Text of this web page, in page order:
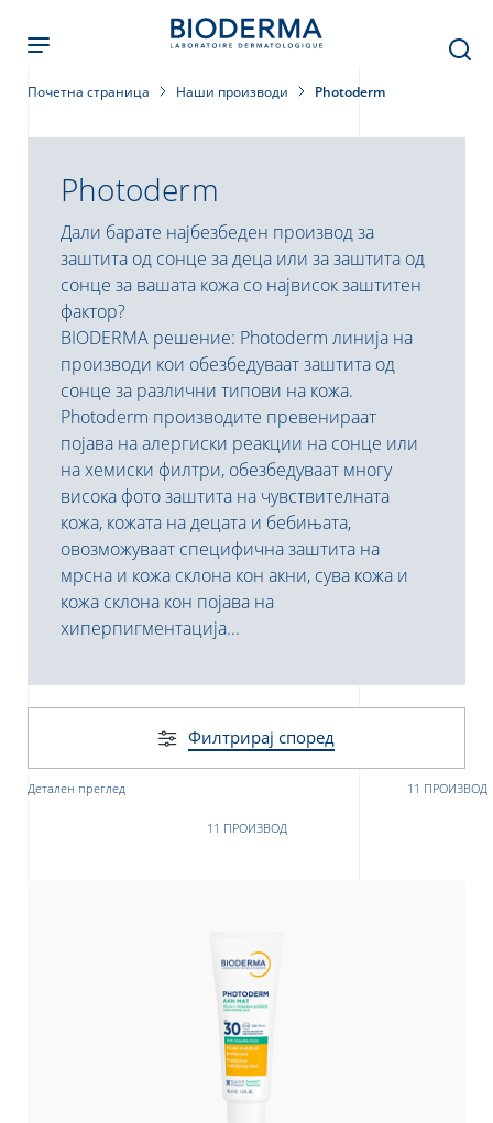
content
Почетна страница Наши производи Photoderm
Photoderm
Дали барате најбезбеден производ за
заштита од сонце за деца или за заштита од
сонце за вашата кожа со највисок заштитен
фактор?
BIODERMA решение: Photoderm линија на
производи кои обезбедуваат заштита од
сонце за различни типови на кожа.
Photoderm производите превенираат
појава наалергиски реакции на сонце или
на хемиски филтри, обезбедуваат многу
висока фотозаштита на чувствителната
кожа, кожата на децата и бебињата,
овозможуваат специфична заштита на
мрсна и кожа склона кон акни, сува кожа и
кожа склона кон појава на
хиперпигментација...
Филтрирај според
Детален преглед 11 ПРОИЗВОД
11 ПРОИЗВОД